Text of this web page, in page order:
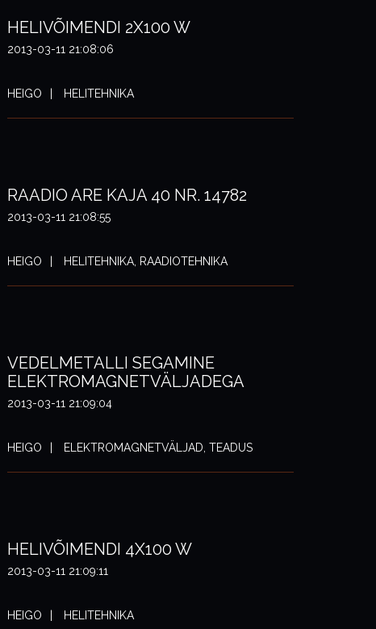
HELIVÕIMENDI 2X100 W
2013-03-11 21:08:06
HEIGO HELITEHNIKA
RAADIO ARE KAJA 40 NR. 14782
2013-03-11 21:08:55
HEIGO HELITEHNIKA, RAADIOTEHNIKA
VEDELMETALLI SEGAMINE
ELEKTROMAGNETVÄLJADEGA
2013-03-11 21:09:04
HEIGO ELEKTROMAGNETVÄLJAD, TEADUS
HELIVÕIMENDI 4X100 W
2013-03-11 21:09:11
HEIGO HELITEHNIKA